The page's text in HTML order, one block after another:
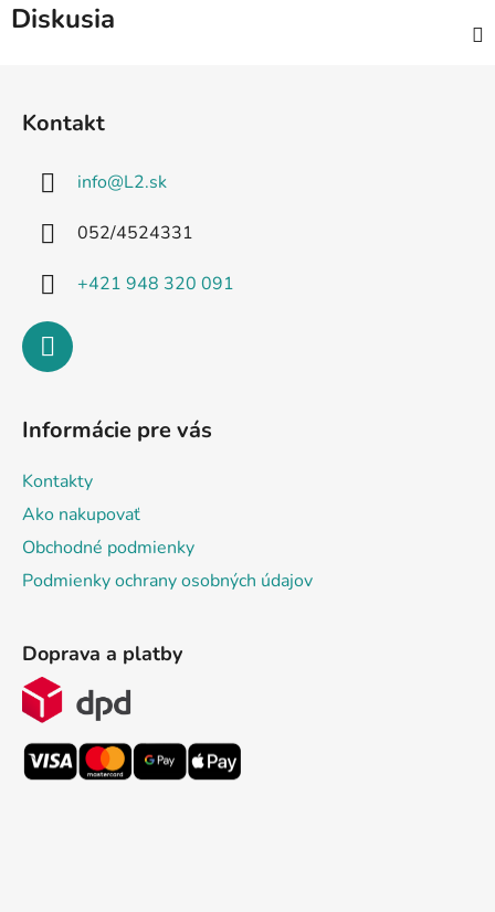
Diskusia
Kontakt
info@L2.sk
052/4524331
+421 948 320 091
Informácie pre vás
Kontakty
Ako nakupovať
Obchodné podmienky
Podmienky ochrany osobných údajov
Doprava a platby